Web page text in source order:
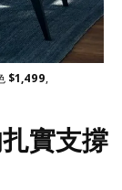
$1,499,
實支撐